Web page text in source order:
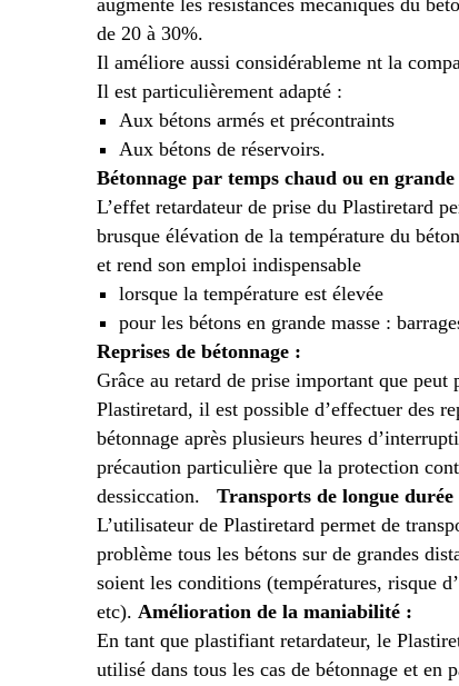
augmente les résistances mécaniques du
de 20 à 30%.
Il améliore aussi considérableme nt la
Il est particulièrement adapté :
Aux bétons armés et précontraints
Aux bétons de réservoirs.
Bétonnage par temps chaud ou en grande
L’effet retardateur de prise du Plastiretard
brusque élévation de la température du
et rend son emploi indispensable
lorsque la température est élevée
pour les bétons en grande masse :
Reprises de bétonnage :
Grâce au retard de prise important que peut
Plastiretard, il est possible d’effectuer des
bétonnage après plusieurs heures
précaution particulière que la protection
dessiccation. Transports de longue
L’utilisateur de Plastiretard permet de
problème tous les bétons sur de grandes
soient les conditions (températures, risque
etc). Amélioration de la maniabilité :
En tant que plastifiant retardateur, le
utilisé dans tous les cas de bétonnage et en